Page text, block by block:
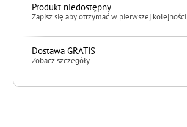
Produkt niedostępny
Zapisz się aby otrzymać w pierwszej kolejności
Dostawa GRATIS
Zobacz szczegóły